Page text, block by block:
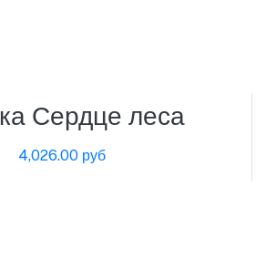
Сердце леса
4,026.00 руб